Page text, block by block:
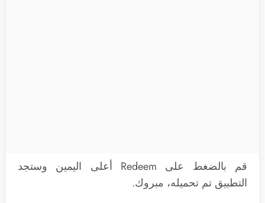
قم بالضغط على Redeem أعلى اليمين وستجد
التطبيق تم تحميله، مبروك.